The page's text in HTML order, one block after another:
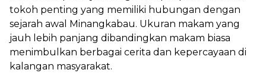
tokoh penting yang memiliki hubungan dengan
sejarah awal Minangkabau. Ukuran makam yang
jauh lebih panjang dibandingkan makam biasa
menimbulkan berbagai cerita dan kepercayaan di
kalangan masyarakat.